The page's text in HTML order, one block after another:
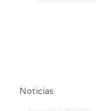
Noticias